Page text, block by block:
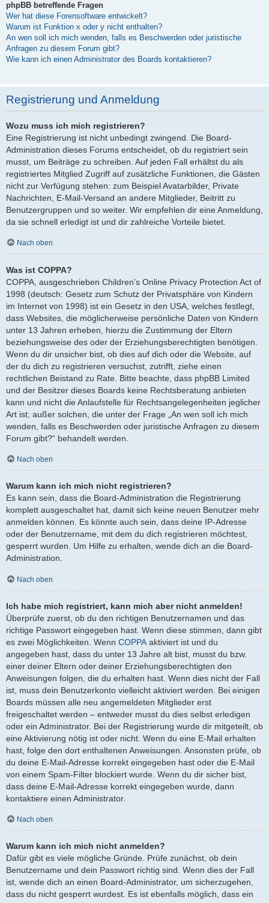
phpBB betreffende Fragen
Wer hat diese Forensoftware entwickelt?
Warum ist Funktion x oder y nicht enthalten?
An wen soll ich mich wenden, falls es Beschwerden oder juristische
Anfragen zu diesem Forum gibt?
Wie kann ich einen Administrator des Boards kontaktieren?
Registrierung und Anmeldung
Wozu muss ich mich registrieren?
Eine Registrierung ist nicht unbedingt zwingend. Die Board-
Administration dieses Forums entscheidet, ob du registriert sein
musst, um Beiträge zu schreiben. Auf jeden Fall erhältst du als
registriertes Mitglied Zugriff auf zusätzliche Funktionen, die Gästen
nicht zur Verfügung stehen: zum Beispiel Avatarbilder, Private
Nachrichten, E-Mail-Versand an andere Mitglieder, Beitritt zu
Benutzergruppen und so weiter. Wir empfehlen dir eine Anmeldung,
da sie schnell erledigt ist und dir zahlreiche Vorteile bietet.
Nach oben
Was ist COPPA?
COPPA, ausgeschrieben Children’s Online Privacy Protection Act of
1998 (deutsch: Gesetz zum Schutz der Privatsphäre von Kindern
im Internet von 1998) ist ein Gesetz in den USA, welches festlegt,
dass Websites, die möglicherweise persönliche Daten von Kindern
unter 13 Jahren erheben, hierzu die Zustimmung der Eltern
beziehungsweise des oder der Erziehungsberechtigten benötigen.
Wenn du dir unsicher bist, ob dies auf dich oder die Website, auf
der du dich zu registrieren versuchst, zutrifft, ziehe einen
rechtlichen Beistand zu Rate. Bitte beachte, dass phpBB Limited
und der Besitzer dieses Boards keine Rechtsberatung anbieten
kann und nicht die Anlaufstelle für Rechtsangelegenheiten jeglicher
Art ist; außer solchen, die unter der Frage „An wen soll ich mich
wenden, falls es Beschwerden oder juristische Anfragen zu diesem
Forum gibt?“ behandelt werden.
Nach oben
Warum kann ich mich nicht registrieren?
Es kann sein, dass die Board-Administration die Registrierung
komplett ausgeschaltet hat, damit sich keine neuen Benutzer mehr
anmelden können. Es könnte auch sein, dass deine IP-Adresse
oder der Benutzername, mit dem du dich registrieren möchtest,
gesperrt wurden. Um Hilfe zu erhalten, wende dich an die Board-
Administration.
Nach oben
Ich habe mich registriert, kann mich aber nicht anmelden!
Überprüfe zuerst, ob du den richtigen Benutzernamen und das
richtige Passwort eingegeben hast. Wenn diese stimmen, dann gibt
es zwei Möglichkeiten. Wenn COPPA aktiviert ist und du
angegeben hast, dass du unter 13 Jahre alt bist, musst du bzw.
einer deiner Eltern oder deiner Erziehungsberechtigten den
Anweisungen folgen, die du erhalten hast. Wenn dies nicht der Fall
ist, muss dein Benutzerkonto vielleicht aktiviert werden. Bei einigen
Boards müssen alle neu angemeldeten Mitglieder erst
freigeschaltet werden – entweder musst du dies selbst erledigen
oder ein Administrator. Bei der Registrierung wurde dir mitgeteilt, ob
eine Aktivierung nötig ist oder nicht. Wenn du eine E-Mail erhalten
hast, folge den dort enthaltenen Anweisungen. Ansonsten prüfe, ob
du deine E-Mail-Adresse korrekt eingegeben hast oder die E-Mail
von einem Spam-Filter blockiert wurde. Wenn du dir sicher bist,
dass deine E-Mail-Adresse korrekt eingegeben wurde, dann
kontaktiere einen Administrator.
Nach oben
Warum kann ich mich nicht anmelden?
Dafür gibt es viele mögliche Gründe. Prüfe zunächst, ob dein
Benutzername und dein Passwort richtig sind. Wenn dies der Fall
ist, wende dich an einen Board-Administrator, um sicherzugehen,
dass du nicht gesperrt wurdest. Es ist ebenfalls möglich, dass ein